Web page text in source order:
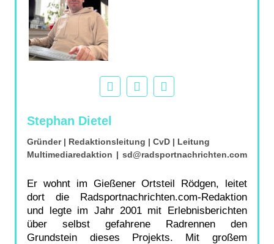
Stephan Dietel
Gründer | Redaktionsleitung | CvD | Leitung
Multimediaredaktion | sd@radsportnachrichten.com
Er wohnt im Gießener Ortsteil Rödgen, leitet
dort die Radsportnachrichten.com-Redaktion
und legte im Jahr 2001 mit Erlebnisberichten
über selbst gefahrene Radrennen den
Grundstein dieses Projekts. Mit großem